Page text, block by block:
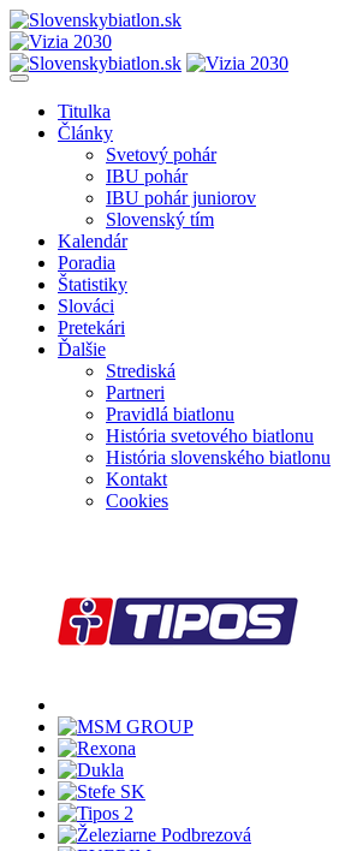
Titulka
Články
Svetový pohár
IBU pohár
IBU pohár juniorov
Slovenský tím
Kalendár
Poradia
Štatistiky
Slováci
Pretekári
Ďalšie
Strediská
Partneri
Pravidlá biatlonu
História svetového biatlonu
História slovenského biatlonu
Kontakt
Cookies